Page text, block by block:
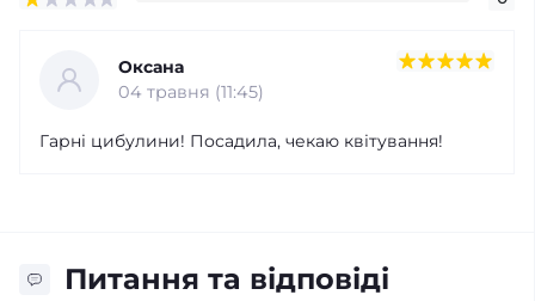
Оксана
04 травня (11:45)
Гарні цибулини! Посадила, чекаю квітування!
Питання та відповіді